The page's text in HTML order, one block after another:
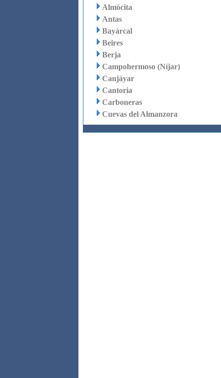
Almócita
Antas
Bayárcal
Beires
Berja
Campohermoso (Níjar)
Canjáyar
Cantoria
Carboneras
Cuevas del Almanzora